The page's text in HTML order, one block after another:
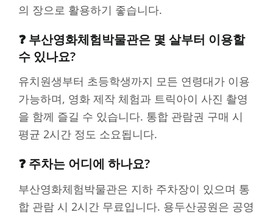
의 장으로 활용하기 좋습니다.
❓ 부산영화체험박물관은 몇 살부터 이용할
수 있나요?
유치원생부터 초등학생까지 모든 연령대가 이용
가능하며, 영화 제작 체험과 트릭아이 사진 촬영
을 함께 즐길 수 있습니다. 통합 관람권 구매 시
평균 2시간 정도 소요됩니다.
❓ 주차는 어디에 하나요?
부산영화체험박물관은 지하 주차장이 있으며 통
합 관람 시 2시간 무료입니다. 용두산공원은 공영